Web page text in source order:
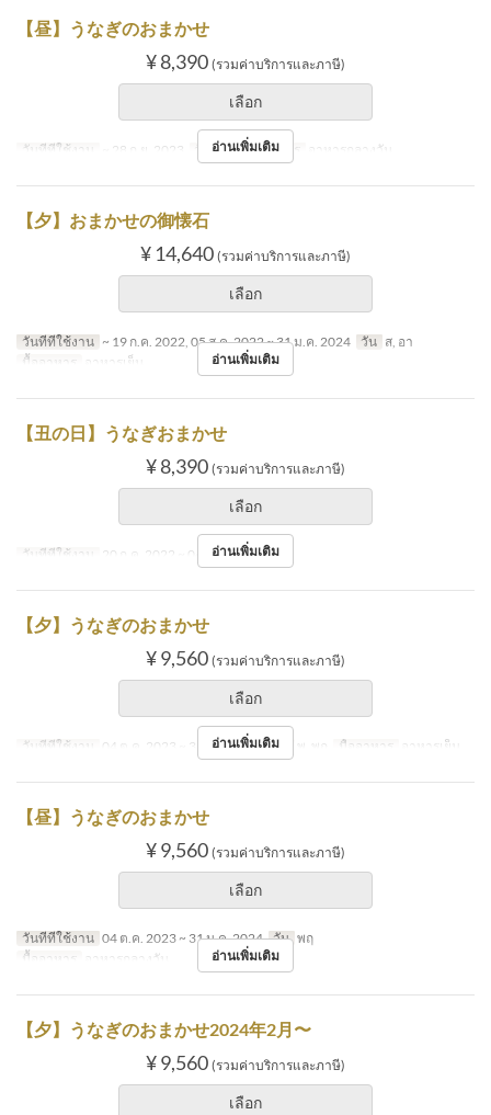
【昼】うなぎのおまかせ
¥ 8,390 (รวมค่าบริการและภาษี)
เลือก
วันที่ที่ใช้งาน ~ 28 ก.ย. 2023 วัน พฤ มื้ออาหาร อาหารกลางวัน
อ่านเพิ่มเติม
【夕】おまかせの御懐石
¥ 14,640 (รวมค่าบริการและภาษี)
เลือก
วันที่ที่ใช้งาน ~ 19 ก.ค. 2022, 05 ส.ค. 2022 ~ 31 ม.ค. 2024 วัน ส, อา
มื้ออาหาร
อาหารเย็น อ่านเพิ่มเติม
【丑の日】うなぎおまかせ
¥ 8,390 (รวมค่าบริการและภาษี)
เลือก
วันที่ที่ใช้งาน 20 ก.ค. 2022 ~ 04 ส.ค. 2022
อ่านเพิ่มเติม
【夕】うなぎのおまかせ
¥ 9,560 (รวมค่าบริการและภาษี)
เลือก
วันที่ที่ใช้งาน 04 ต.ค. 2023 ~ 31 ม.ค. 2024 วัน พ, พฤ มื้ออาหาร อาหารเย็น
อ่านเพิ่มเติม
【昼】うなぎのおまかせ
¥ 9,560 (รวมค่าบริการและภาษี)
เลือก
วันที่ที่ใช้งาน 04 ต.ค. 2023 ~ 31 ม.ค. 2024 วัน พฤ
มื้ออาหาร
อาหารกลางวัน อ่านเพิ่มเติม
【夕】うなぎのおまかせ2024年2月〜
¥ 9,560 (รวมค่าบริการและภาษี)
เลือก